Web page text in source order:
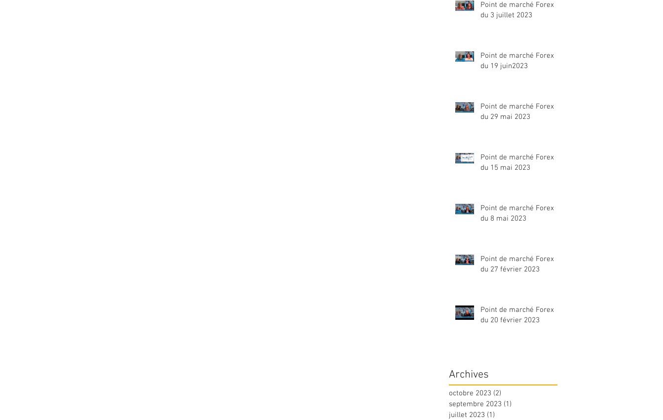
Point de marché Forex
du 3 juillet 2023
Point de marché Forex
du 19 juin2023
Point de marché Forex
du 29 mai 2023
Point de marché Forex
du 15 mai 2023
Point de marché Forex
du 8 mai 2023
Point de marché Forex
du 27 février 2023
Point de marché Forex
du 20 février 2023
Archives
octobre 2023 (2)
septembre 2023 (1)
juillet 2023 (1)